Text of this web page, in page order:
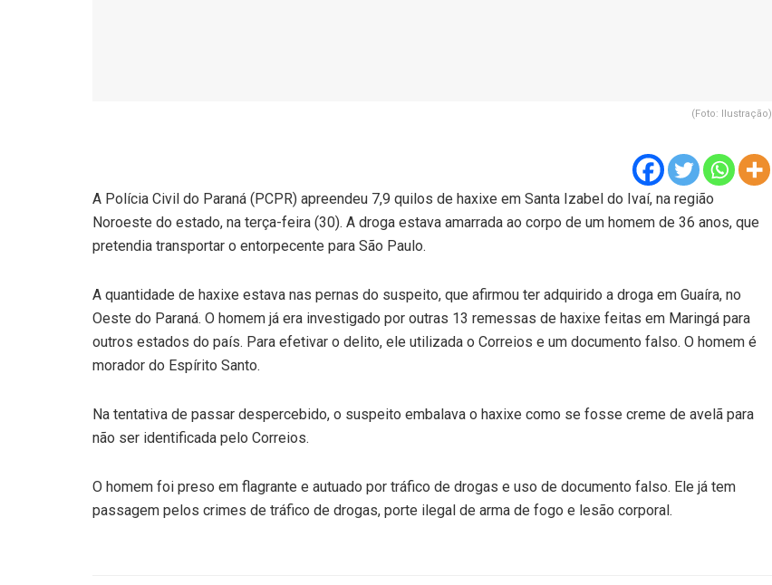
(Foto: Ilustração)
A Polícia Civil do Paraná (PCPR) apreendeu 7,9 quilos de haxixe em Santa Izabel do Ivaí, na região
Noroeste do estado, na terça-feira (30). A droga estava amarrada ao corpo de um homem de 36 anos, que
pretendia transportar o entorpecente para São Paulo.
A quantidade de haxixe estava nas pernas do suspeito, que afirmou ter adquirido a droga em Guaíra, no
Oeste do Paraná. O homem já era investigado por outras 13 remessas de haxixe feitas em Maringá para
outros estados do país. Para efetivar o delito, ele utilizada o Correios e um documento falso. O homem é
morador do Espírito Santo.
Na tentativa de passar despercebido, o suspeito embalava o haxixe como se fosse creme de avelã para
não ser identificada pelo Correios.
O homem foi preso em flagrante e autuado por tráfico de drogas e uso de documento falso. Ele já tem
passagem pelos crimes de tráfico de drogas, porte ilegal de arma de fogo e lesão corporal.